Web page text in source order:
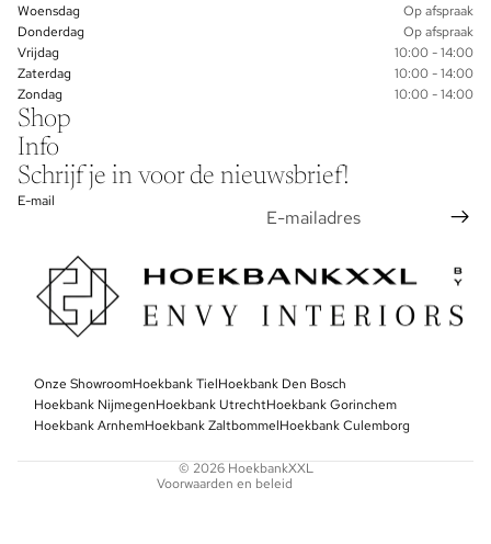
Woensdag
Op afspraak
Donderdag
Op afspraak
Vrijdag
10:00 - 14:00
Zaterdag
10:00 - 14:00
Zondag
10:00 - 14:00
Shop
Info
Schrijf je in voor de nieuwsbrief!
E-mail
Onze ShowroomHoekbank TielHoekbank Den Bosch
Hoekbank NijmegenHoekbank UtrechtHoekbank Gorinchem
Hoekbank ArnhemHoekbank ZaltbommelHoekbank Culemborg
© 2026 HoekbankXXL
Voorwaarden en beleid
Algemene voorwaarden
Contactgegevens